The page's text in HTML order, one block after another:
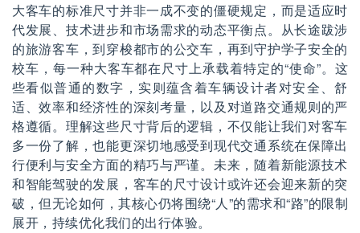
大客车的标准尺寸并非一成不变的僵硬规定，而是适应时
代发展、技术进步和市场需求的动态平衡点。从长途跋涉
的旅游客车，到穿梭都市的公交车，再到守护学子安全的
校车，每一种大客车都在尺寸上承载着特定的“使命”。这
些看似普通的数字，实则蕴含着车辆设计者对安全、舒
适、效率和经济性的深刻考量，以及对道路交通规则的严
格遵循。理解这些尺寸背后的逻辑，不仅能让我们对客车
多一份了解，也能更深切地感受到现代交通系统在保障出
行便利与安全方面的精巧与严谨。未来，随着新能源技术
和智能驾驶的发展，客车的尺寸设计或许还会迎来新的突
破，但无论如何，其核心仍将围绕“人”的需求和“路”的限制
展开，持续优化我们的出行体验。